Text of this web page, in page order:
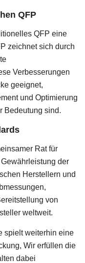
QFP
QFP eine
zeichnet sich durch
Verbesserungen
geeignet,
und Optimierung
Bedeutung sind.
Rat für
der
Herstellern und
von
weltweit.
spielt weiterhin eine
Wir erfüllen die
dabei